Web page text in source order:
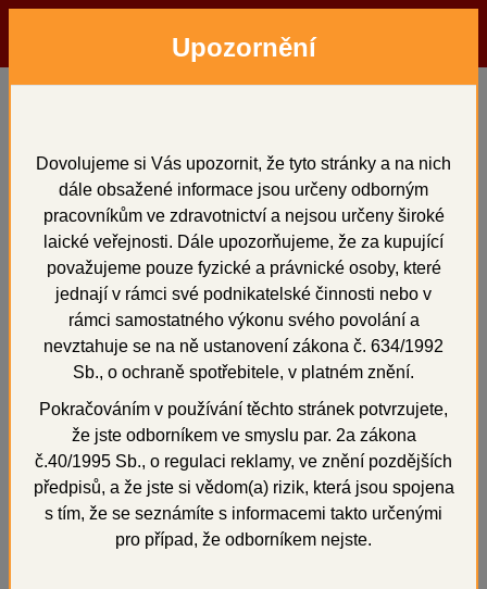
Hledat Přihlásit
FÓLIOVÝ PODLOŽNÍ
VOSK tvrdý
Upozornění
Dovolujeme si Vás upozornit, že tyto stránky a na nich
dále obsažené informace jsou určeny odborným
pracovníkům ve zdravotnictví a nejsou určeny široké
laické veřejnosti. Dále upozorňujeme, že za kupující
považujeme pouze fyzické a právnické osoby, které
jednají v rámci své podnikatelské činnosti nebo v
rámci samostatného výkonu svého povolání a
nevztahuje se na ně ustanovení zákona č. 634/1992
Sb., o ochraně spotřebitele, v platném znění.
Pokračováním v používání těchto stránek potvrzujete,
že jste odborníkem ve smyslu par. 2a zákona
č.40/1995 Sb., o regulaci reklamy, ve znění pozdějších
předpisů, a že jste si vědom(a) rizik, která jsou spojena
s tím, že se seznámíte s informacemi takto určenými
pro případ, že odborníkem nejste.